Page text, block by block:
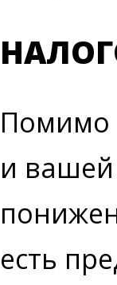
Помимо
и
есть